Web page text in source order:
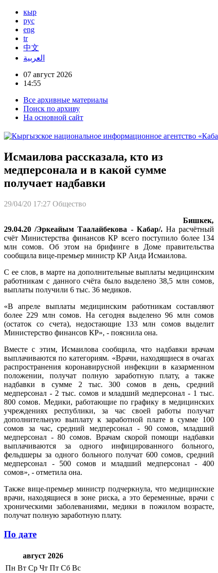
кыр
рус
eng
tr
中文
العربية
07 август 2026
14:55
Все архивные материалы
Поиск по архиву
На основной сайт
Исмаилова рассказала, кто из
медперсонала и в какой сумме
получает надбавки
29/04/20 17:27 Общество
Бишкек,
29.04.20 /Эркеайым Таалайбекова - Кабар/.На расчётный
счёт Министерства финансов КР всего поступило более 134
млн сомов. Об этом на брифинге в Доме правительства
сообщила вице-премьер министр КР Аида Исмаилова.
С ее слов, в марте на дополнительные выплаты медицинским
работникам с данного счёта было выделено 38,5 млн сомов,
выплаты получили 6 тыс. 36 медиков.
«В апреле выплаты медицинским работникам составляют
более 229 млн сомов. На сегодня выделено 96 млн сомов
(остаток со счета), недостающие 133 млн сомов выделит
Министерство финансов КР», - пояснила она.
Вместе с этим, Исмаилова сообщила, что надбавки врачам
выплачиваются по категориям. «Врачи, находящиеся в очагах
распространения коронавирусной инфекции в казарменном
положении, получат полную заработную плату, а также
надбавки в сумме 2 тыс. 300 сомов в день, средний
медперсонал - 2 тыс. сомов и младший медперсонал - 1 тыс.
800 сомов. Медики, работающие по графику в медицинских
учреждениях республики, за час своей работы получат
дополнительную выплату к заработной плате в сумме 100
сомов за час, средний медперсонал - 90 сомов, младший
медперсонал - 80 сомов. Врачам скорой помощи надбавки
выплачиваются за одного инфицированного больного,
фельдшеры за одного больного получат 600 сомов, средний
медперсонал - 500 сомов и младший медперсонал - 400
сомов», - отметила она.
Также вице-премьер министр подчеркнула, что медицинские
врачи, находящиеся в зоне риска, а это беременные, врачи с
хроническими заболеваниями, медики в пожилом возрасте,
получат полную заработную плату.
По дате
август 2026
Пн Вт Ср Чт Пт Сб Вс